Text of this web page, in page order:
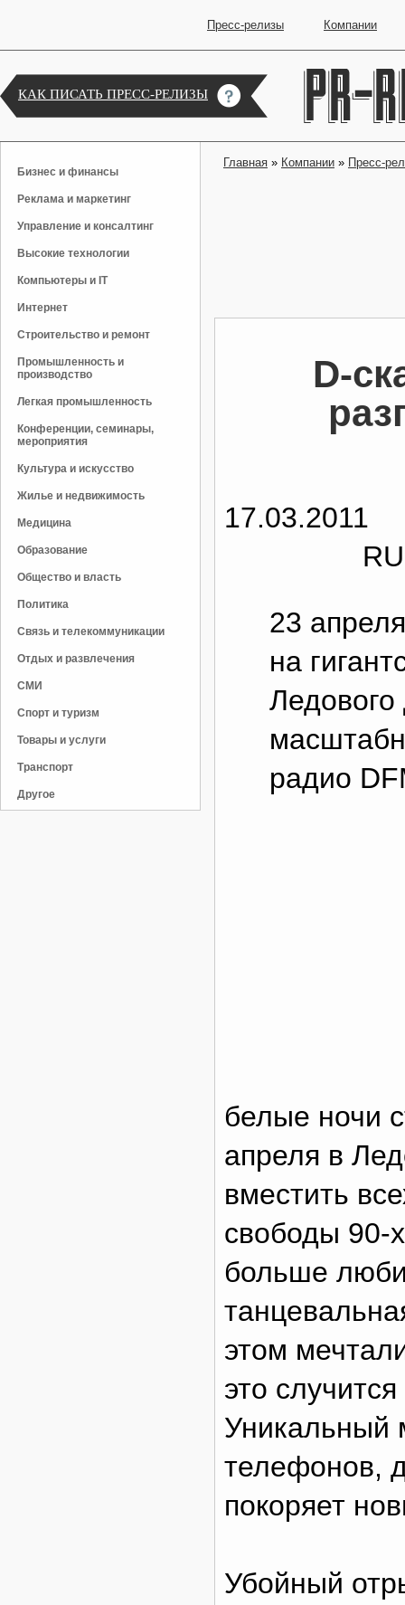
Пресс-релизы Компании
КАК ПИСАТЬ ПРЕСС-РЕЛИЗЫ
Бизнес и финансы
Реклама и маркетинг
Управление и консалтинг
Высокие технологии
Компьютеры и IT
Интернет
Строительство и ремонт
Промышленность и
производство
Легкая промышленность
Конференции, семинары,
мероприятия
Культура и искусство
Жилье и недвижимость
Медицина
Образование
Общество и власть
Политика
Связь и телекоммуникации
Отдых и развлечения
СМИ
Спорт и туризм
Товары и услуги
Транспорт
Другое
Главная » Компании » Пресс-
D-
17.03.2011
23
на
Ледового
радио
белые ночи
апреля в
вместить
свободы 90-
больше
этом
это
Уникальный
телефонов,
покоряет
Убойный